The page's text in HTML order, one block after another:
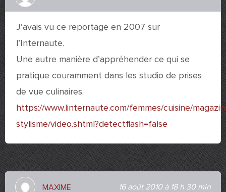
J’avais vu ce reportage en 2007 sur
l’Internaute.
Une autre manière d’appréhender ce qui se
pratique couramment dans les studio de prises
de vue culinaires.
https://www.linternaute.com/femmes/cuisine/
stylisme/video.shtml?detectflash=false
MAXIME 16 août 2010 à 18 h 30 min